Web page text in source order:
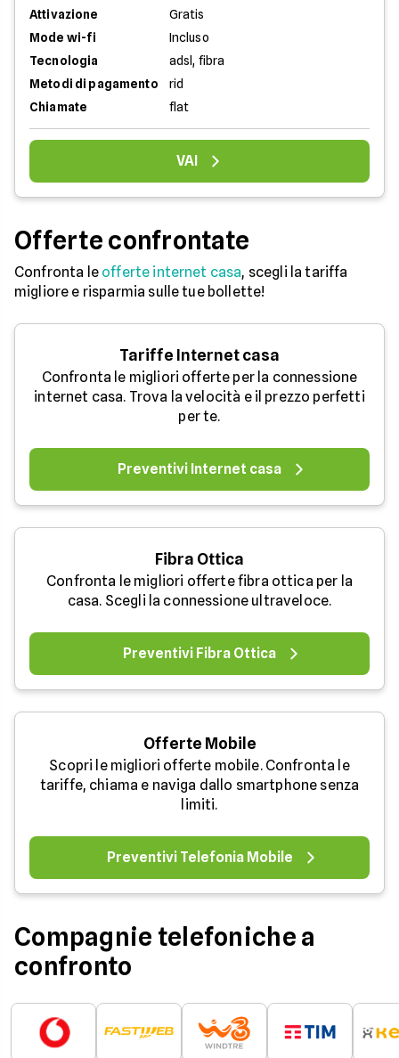
Attivazione
Gratis
Mode wi-fi
Incluso
Tecnologia
adsl, fibra
Metodi di pagamento
rid
Chiamate
flat
VAI
Offerte confrontate
Confronta le offerte internet casa, scegli la tariffa
migliore e risparmia sulle tue bollette!
Tariffe Internet casa
Confronta le migliori offerte per la connessione
internet casa. Trova la velocità e il prezzo perfetti
per te.
Preventivi Internet casa
Fibra Ottica
Confronta le migliori offerte fibra ottica per la
casa. Scegli la connessione ultraveloce.
Preventivi Fibra Ottica
Offerte Mobile
Scopri le migliori offerte mobile. Confronta le
tariffe, chiama e naviga dallo smartphone senza
limiti.
Preventivi Telefonia Mobile
Compagnie telefoniche a
confronto